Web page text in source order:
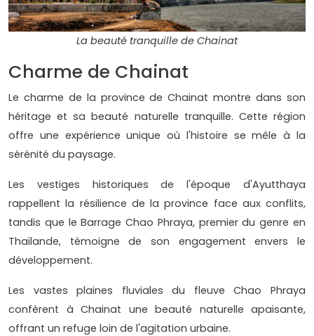
La beauté tranquille de Chainat
Charme de Chainat
Le charme de la province de Chainat montre dans son
héritage et sa beauté naturelle tranquille. Cette région
offre une expérience unique où l'histoire se mêle à la
sérénité du paysage.
Les vestiges historiques de l'époque d'Ayutthaya
rappellent la résilience de la province face aux conflits,
tandis que le Barrage Chao Phraya, premier du genre en
Thaïlande, témoigne de son engagement envers le
développement.
Les vastes plaines fluviales du fleuve Chao Phraya
confèrent à Chainat une beauté naturelle apaisante,
offrant un refuge loin de l'agitation urbaine.